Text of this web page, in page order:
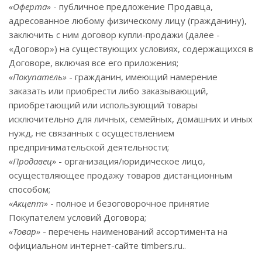
«Оферта» - публичное предложение Продавца,
адресованное любому физическому лицу (гражданину),
заключить с ним договор купли-продажи (далее -
«Договор») на существующих условиях, содержащихся в
Договоре, включая все его приложения;
«Покупатель» - гражданин, имеющий намерение
заказать или приобрести либо заказывающий,
приобретающий или использующий товары
исключительно для личных, семейных, домашних и иных
нужд, не связанных с осуществлением
предпринимательской деятельности;
«Продавец» - организация/юридическое лицо,
осуществляющее продажу товаров дистанционным
способом;
«Акцепт» - полное и безоговорочное принятие
Покупателем условий Договора;
«Товар» - перечень наименований ассортимента на
официальном интернет-сайте timbers.ru..